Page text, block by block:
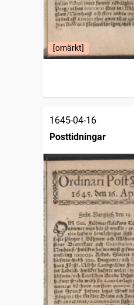
[omärkt]
1645-04-16
Posttidningar